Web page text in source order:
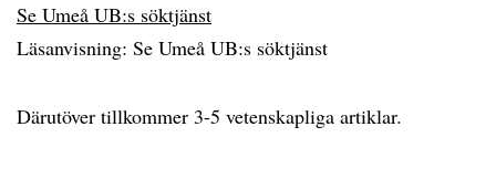
Se Umeå UB:s söktjänst
Läsanvisning: Se Umeå UB:s söktjänst
Därutöver tillkommer 3-5 vetenskapliga artiklar.